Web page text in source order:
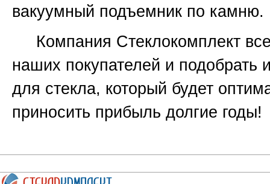
вакуумный подъемник по камню.
Компания Стеклокомплект
наших покупателей и подобрать
для стекла, который будет
приносить прибыль долгие годы!